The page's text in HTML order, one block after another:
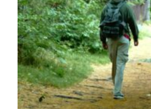
En marzo, vuelve la
de la Trufa Negra de